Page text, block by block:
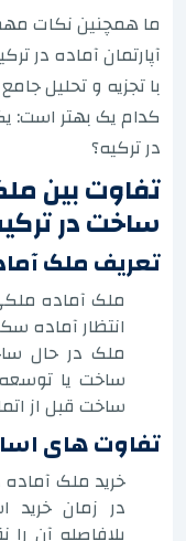
ما همچنین نکات
آپارتمان آماده در
با تجزیه و تحلیل
کدام یک بهتر است:
در ترکیه؟
تفاوت بین
ساخت در
تعریف ملک
ملک آماده
انتظار آماده
ملک در حال
ساخت یا
ساخت قبل از
تفاوت های
خرید ملک
در زمان
بلافاصله آن